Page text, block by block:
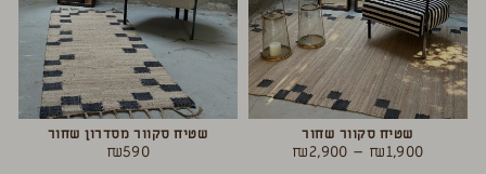
שטיח סקוור שחור
₪1,900
–
₪2,900
שטיח סקוור מסדרון שחור
₪590